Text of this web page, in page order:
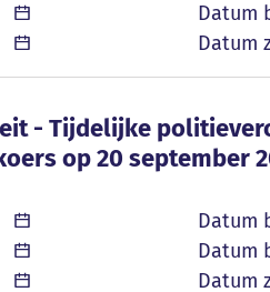
Datum
Datum
- Tijdelijke
- Tijdelijke
op 20 september
Datum
Datum
Datum